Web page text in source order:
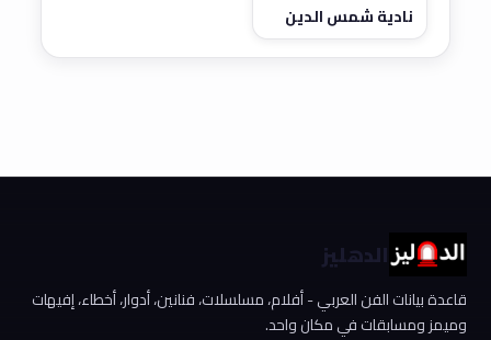
نادية شمس الدين
الدهليز
قاعدة بيانات الفن العربي - أفلام، مسلسلات، فنانين، أدوار، أخطاء، إفيهات
وميمز ومسابقات في مكان واحد.